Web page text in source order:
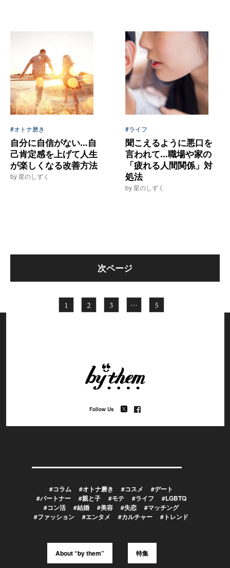
#オトナ磨き
自分に自信がない…自
己肯定感を上げて人生
が楽しくなる改善方法
by 星のしずく
#ライフ
聞こえるように悪口を
言われて…職場や家の
「疲れる人間関係」対
処法
by 星のしずく
次ページ
1 2 3 … 5
Follow Us
#コラム #オトナ磨き #コスメ
#デート
#パートナー
#親と子 #モテ #ライフ
#LGBTQ
#コン活
#結婚 #美容 #失恋
#マッチング
#ファッション
#エンタメ #カルチャー #トレンド
About “by them” 特集